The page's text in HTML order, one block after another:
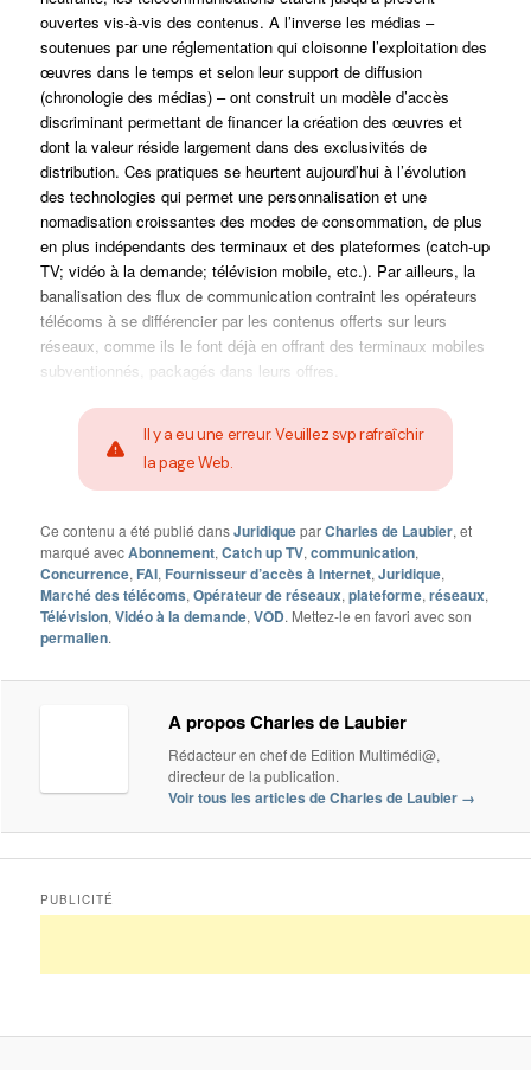
ouvertes vis-à-vis des contenus. A l’inverse les médias –
soutenues par une réglementation qui cloisonne l’exploitation des
œuvres dans le temps et selon leur support de diffusion
(chronologie des médias) – ont construit un modèle d’accès
discriminant permettant de financer la création des œuvres et
dont la valeur réside largement dans des exclusivités de
distribution. Ces pratiques se heurtent aujourd’hui à l’évolution
des technologies qui permet une personnalisation et une
nomadisation croissantes des modes de consommation, de plus
en plus indépendants des terminaux et des plateformes (catch-up
TV; vidéo à la demande; télévision mobile, etc.). Par ailleurs, la
banalisation des flux de communication contraint les opérateurs
télécoms à se différencier par les contenus offerts sur leurs
réseaux, comme ils le font déjà en offrant des terminaux mobiles
subventionnés, packagés dans leurs offres.
Il y a eu une erreur. Veuillez svp rafraîchir
la page Web.
Ce contenu a été publié dansJuridiqueparCharles de Laubier, et
marqué avecAbonnement,Catch up TV,communication,
Concurrence, FAI, Fournisseur d’accès à Internet,Juridique,
Marché des télécoms,Opérateur de réseaux,plateforme,réseaux,
Télévision,Vidéo à la demande,VOD. Mettez-le en favori avec son
permalien.
A propos Charles de Laubier
Rédacteur en chef de Edition Multimédi@,
directeur de la publication.
Voir tous les articles de Charles de Laubier →
PUBLICITÉ